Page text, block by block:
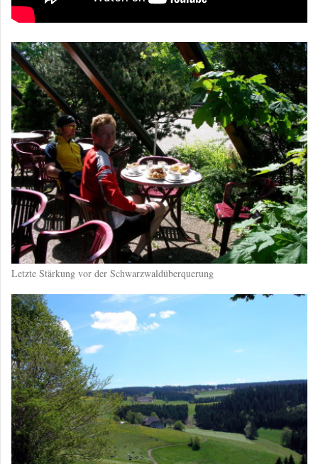
Letzte Stärkung vor der Schwarzwaldüberquerung